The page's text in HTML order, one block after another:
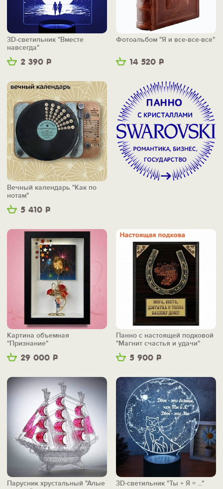
2 390 Р
3D-светильник "Вместе
навсегда"
14 520 Р
Фотоальбом "Я и все-все-все"
5 410 Р
Вечный календарь "Как по
нотам"
29 000 Р
Картина объемная
"Признание"
5 900 Р
Панно с настоящей подковой
"Магнит счастья и удачи"
Парусник хрустальный "Алые
3D-светильник "Ты + Я = ..."